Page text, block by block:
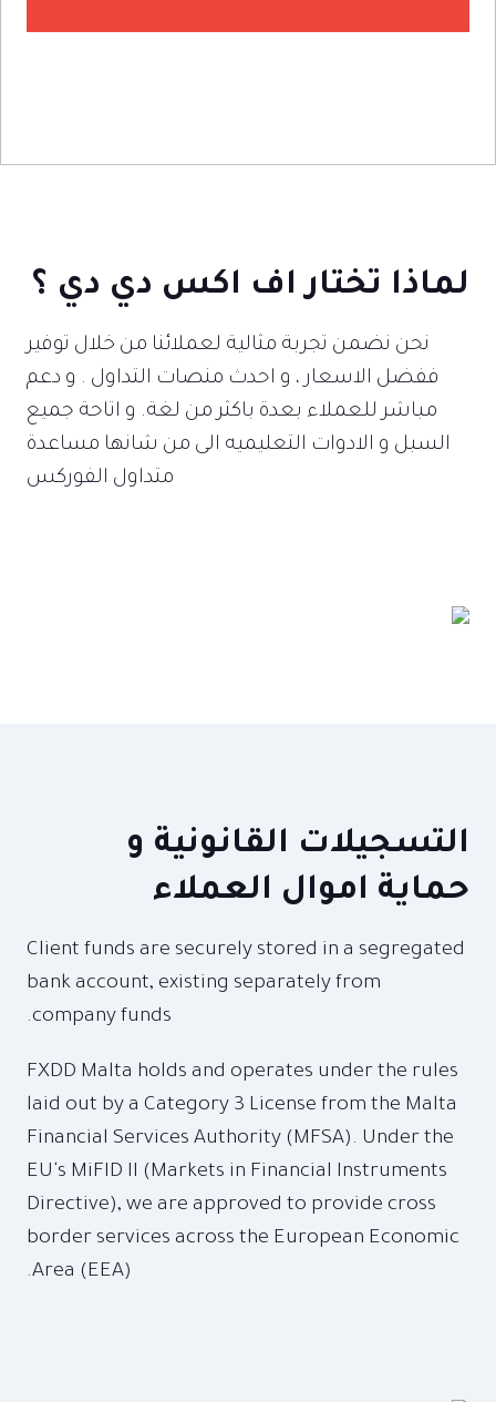
لماذا تختار اف اكس دي دي ؟
نحن نضمن تجربة مثالية لعملائنا من خلال توفير
ففضل الاسعار ، و احدث منصات التداول . و دعم
مباشر للعملاء بعدة باكثر من لغة. و اتاحة جميع
السبل و الادوات التعليميه الى من شانها مساعدة
متداول الفوركس
التسجيلات القانونية و
حماية اموال العملاء
Client funds are securely stored in a segregated
bank account, existing separately from
company funds.
FXDD Malta holds and operates under the rules
laid out by a Category 3 License from the Malta
Financial Services Authority (MFSA). Under the
EU's MiFID II (Markets in Financial Instruments
Directive), we are approved to provide cross
border services across the European Economic
Area (EEA).